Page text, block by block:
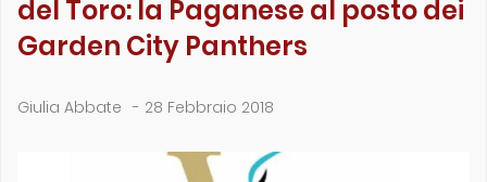
del Toro: la Paganese al posto dei
Garden City Panthers
Giulia Abbate - 28 Febbraio 2018